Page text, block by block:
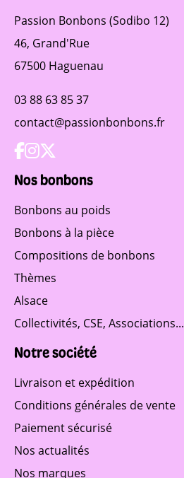
Passion Bonbons (Sodibo 12)
46, Grand'Rue
67500 Haguenau
03 88 63 85 37
contact@passionbonbons.fr
Nos bonbons
Bonbons au poids
Bonbons à la pièce
Compositions de bonbons
Thèmes
Alsace
Collectivités, CSE, Associations...
Notre société
Livraison et expédition
Conditions générales de vente
Paiement sécurisé
Nos actualités
Nos marques